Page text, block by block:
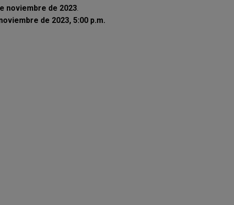
noviembre de 2023.
de 2023, 5:00 p.m.